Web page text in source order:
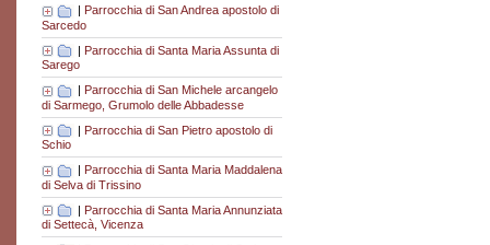
| Parrocchia di San Andrea apostolo di
Sarcedo
| Parrocchia di Santa Maria Assunta di
Sarego
| Parrocchia di San Michele arcangelo
di Sarmego, Grumolo delle Abbadesse
| Parrocchia di San Pietro apostolo di
Schio
Parrocchia di Santa Maria Maddalena
di Selva di Trissino
| Parrocchia di Santa Maria Annunziata
di Settecà, Vicenza